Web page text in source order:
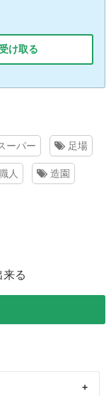
け取る
ーパー 足場
人 造園
来る